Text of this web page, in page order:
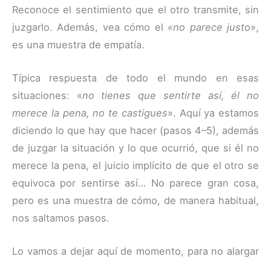
Reconoce el sentimiento que el otro transmite, sin
juzgarlo. Además, vea cómo el «no parece justo»,
es una muestra de empatía.
Típica respuesta de todo el mundo en esas
situaciones: «no tienes que sentirte así, él no
merece la pena, no te castigues». Aquí ya estamos
diciendo lo que hay que hacer (pasos 4–5), además
de juzgar la situación y lo que ocurrió, que si él no
merece la pena, el juicio implícito de que el otro se
equivoca por sentirse así… No parece gran cosa,
pero es una muestra de cómo, de manera habitual,
nos saltamos pasos.
Lo vamos a dejar aquí de momento, para no alargar